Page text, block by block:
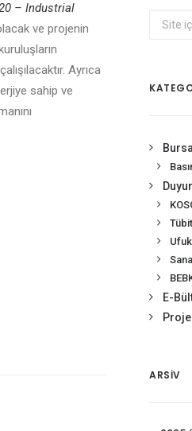
– Industrial
ve projenin
Ayrıca
sahip ve
E-
ARSIV